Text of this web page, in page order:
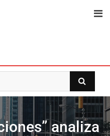
analiza